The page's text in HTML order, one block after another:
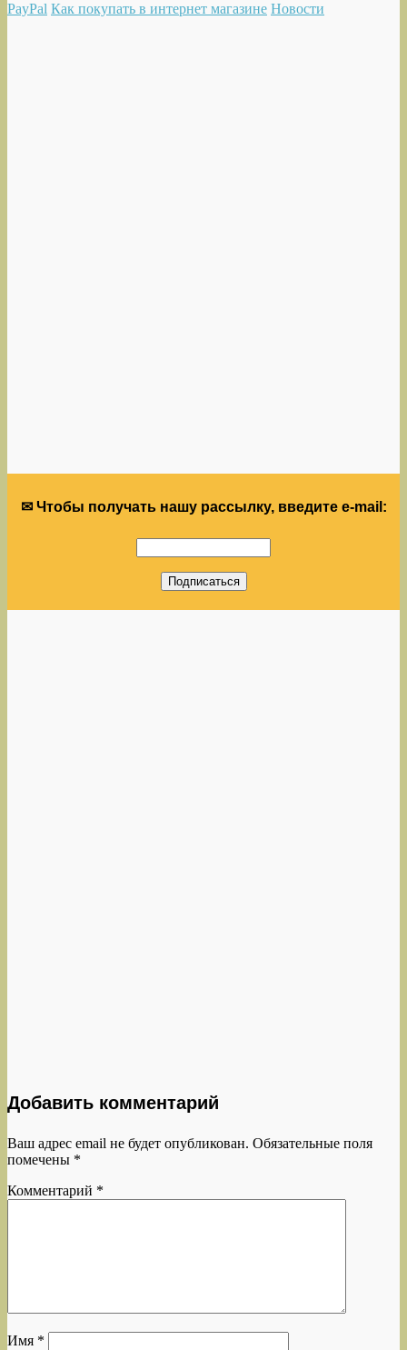
PayPal Как покупать в интернет магазине Новости
✉ Чтобы получать нашу рассылку, введите e-mail:
Добавить комментарий
Ваш адрес email не будет опубликован. Обязательные поля
помечены *
Комментарий *
Имя *